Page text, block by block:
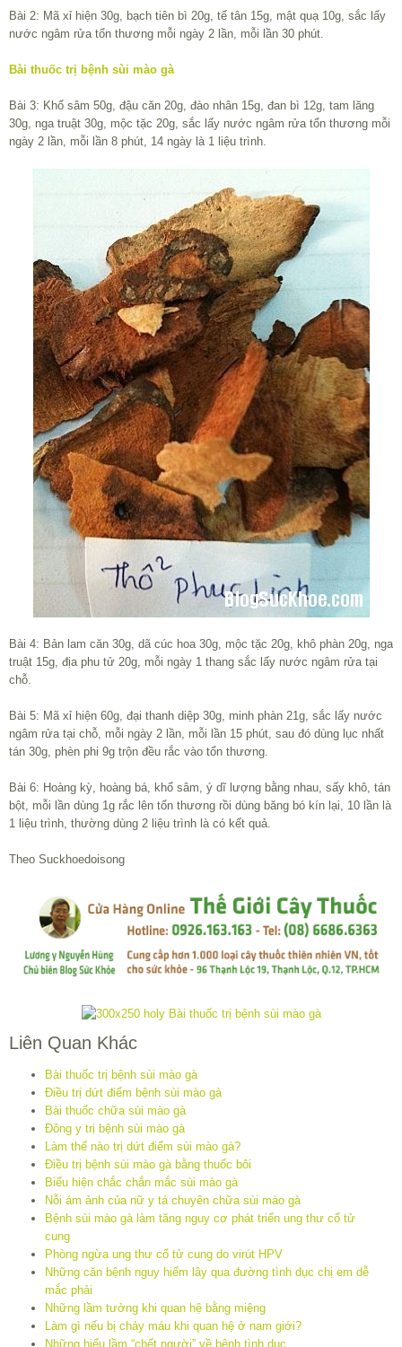
Bài 2: Mã xỉ hiện 30g, bạch tiên bì 20g, tế tân 15g, mật quạ 10g, sắc lấy
nước ngâm rửa tổn thương mỗi ngày 2 lần, mỗi lần 30 phút.
Bài thuốc trị bệnh sùi mào gà
Bài 3: Khổ sâm 50g, đậu căn 20g, đào nhân 15g, đan bì 12g, tam lăng
30g, nga truật 30g, mộc tặc 20g, sắc lấy nước ngâm rửa tổn thương mỗi
ngày 2 lần, mỗi lần 8 phút, 14 ngày là 1 liệu trình.
Bài 4: Bản lam căn 30g, dã cúc hoa 30g, mộc tặc 20g, khô phàn 20g, nga
truật 15g, địa phu tử 20g, mỗi ngày 1 thang sắc lấy nước ngâm rửa tại
chỗ.
Bài 5: Mã xỉ hiện 60g, đại thanh diệp 30g, minh phàn 21g, sắc lấy nước
ngâm rửa tại chỗ, mỗi ngày 2 lần, mỗi lần 15 phút, sau đó dùng lục nhất
tán 30g, phèn phi 9g trộn đều rắc vào tổn thương.
Bài 6: Hoàng kỳ, hoàng bá, khổ sâm, ý dĩ lượng bằng nhau, sấy khô, tán
bột, mỗi lần dùng 1g rắc lên tổn thương rồi dùng băng bó kín lại, 10 lần là
1 liệu trình, thường dùng 2 liệu trình là có kết quả.
Theo Suckhoedoisong
Liên Quan Khác
Bài thuốc trị bệnh sùi mào gà
Điều trị dứt điểm bệnh sùi mào gà
Bài thuốc chữa sùi mào gà
Đông y trị bệnh sùi mào gà
Làm thế nào trị dứt điểm sùi mào gà?
Điều trị bệnh sùi mào gà bằng thuốc bôi
Biểu hiện chắc chắn mắc sùi mào gà
Nỗi ám ảnh của nữ y tá chuyên chữa sùi mào gà
Bệnh sùi mào gà làm tăng nguy cơ phát triển ung thư cổ tử
cung
Phòng ngừa ung thư cổ tử cung do virút HPV
Những căn bệnh nguy hiểm lây qua đường tình dục chị em dễ
mắc phải
Những lầm tưởng khi quan hệ bằng miệng
Làm gì nếu bị chảy máu khi quan hệ ở nam giới?
Những hiểu lầm “chết người” về bệnh tình dục